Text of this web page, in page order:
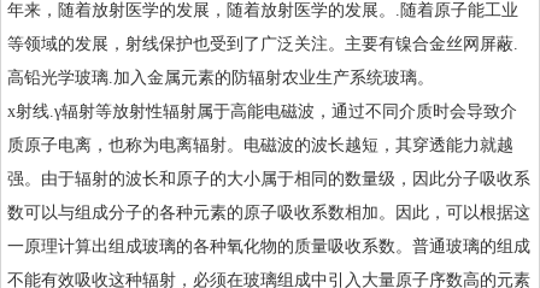
年来，随着放射医学的发展，随着放射医学的发展。.随着原子能工业
等领域的发展，射线保护也受到了广泛关注。主要有镍合金丝网屏蔽.
高铅光学玻璃.加入金属元素的防辐射农业生产系统玻璃。
x射线.γ辐射等放射性辐射属于高能电磁波，通过不同介质时会导致介
质原子电离，也称为电离辐射。电磁波的波长越短，其穿透能力就越
强。由于辐射的波长和原子的大小属于相同的数量级，因此分子吸收系
数可以与组成分子的各种元素的原子吸收系数相加。因此，可以根据这
一原理计算出组成玻璃的各种氧化物的质量吸收系数。普通玻璃的组成
不能有效吸收这种辐射，必须在玻璃组成中引入大量原子序数高的元素